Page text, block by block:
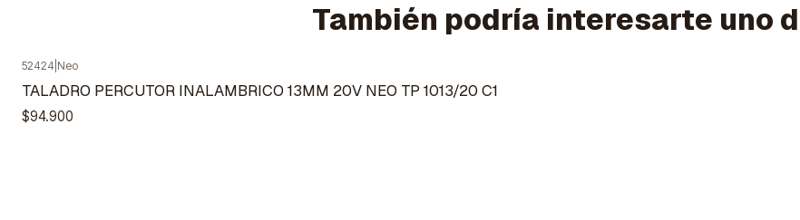
También podría interesarte uno
Agotado
52424 Neo
TALADRO PERCUTOR INALAMBRICO 13MM 20V NEO TP 1013/20 C1
$94.900